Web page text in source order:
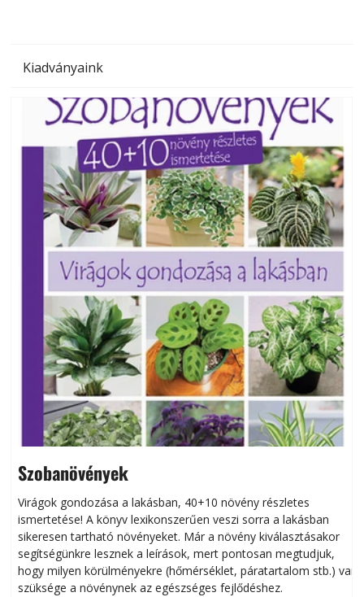
Kiadványaink
Szobanövények
Virágok gondozása a lakásban, 40+10 növény részletes
ismertetése! A könyv lexikonszerűen veszi sorra a lakásban
sikeresen tart­ha­tó növényeket. Már a növény kiválasztásakor
segítségünkre lesznek a leírások, mert pontosan megtudjuk,
hogy milyen körülményekre (hőmérséklet, páratartalom stb.) van
szüksége a növénynek az egészséges fejlődéshez.